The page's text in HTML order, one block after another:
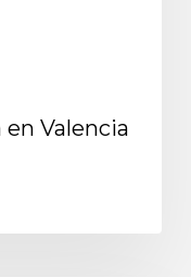
Valencia